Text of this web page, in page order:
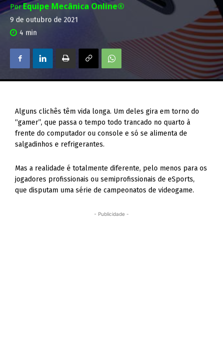
PorEquipe Mecânica Online®
9 de outubro de 2021
4 min
Alguns clichês têm vida longa. Um deles gira em torno do
“gamer”, que passa o tempo todo trancado no quarto à
frente do computador ou console e só se alimenta de
salgadinhos e refrigerantes.
Mas a realidade é totalmente diferente, pelo menos para os
jogadores profissionais ou semiprofissionais de eSports,
que disputam uma série de campeonatos de videogame.
- Publicidade -